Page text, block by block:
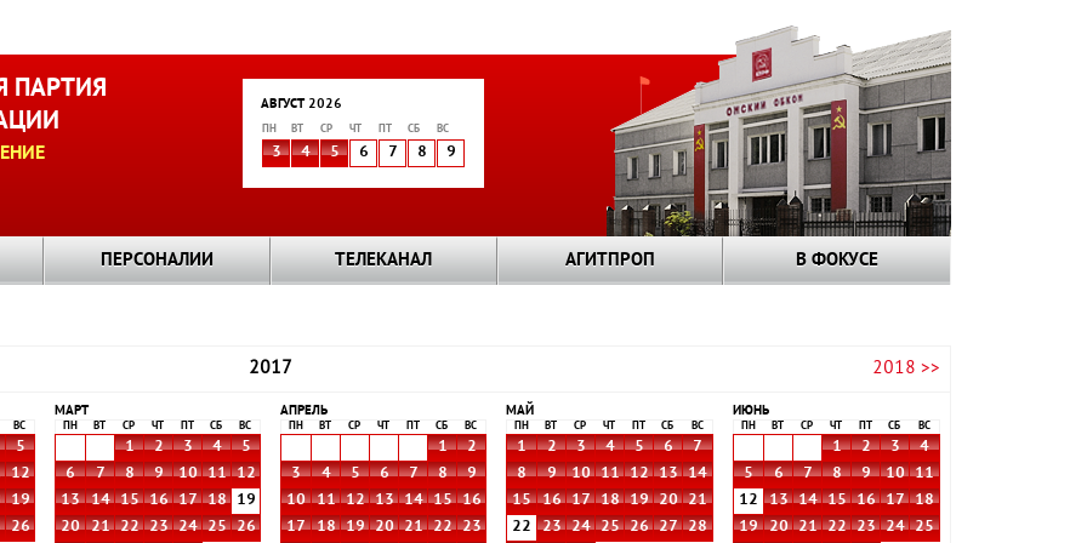
ПАРТИЯ
АВГУСТ 2026
ПН ВТ СР ЧТ СБ ВС
3 4 5 6 7 8 9
ПЕРСОНАЛИИ ТЕЛЕКАНАЛ АГИТПРОП В ФОКУСЕ
2017 2018 >>
ВС
5
12
19
26
МАРТ
ПН ВТ СР ЧТ СБ ВС
1 2 3 4
5
6
7 8 9 10 11
12
13
14 15 16 17 18
19
20
21 22 23 24 25
26
АПРЕЛЬ
ПН ВТ СР ЧТ СБ ВС
1
2
3
4 5 6 7 8
9
10
11 12 13 14 15
16
17
18 19 20 21 22
23
МАЙ
ПН ВТ СР ЧТ СБ ВС
1 2 3 4 5 6
7
8
9 10 11 12 13
14
15
16 17 18 19 20
21
22
23 24 25 26 27
28
ИЮНЬ
ПН ВТ СР ЧТ СБ ВС
1 2 3
4
5
6 7 8 9 10
11
12
13 14 15 16 17
18
19
20 21 22 23 24
25